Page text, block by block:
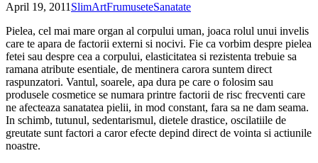
April 19, 2011SlimArtFrumuseteSanatate
Pielea, cel mai mare organ al corpului uman, joaca rolul unui invelis
care te apara de factorii externi si nocivi. Fie ca vorbim despre pielea
fetei sau despre cea a corpului, elasticitatea si rezistenta trebuie sa
ramana atribute esentiale, de mentinera carora suntem direct
raspunzatori. Vantul, soarele, apa dura pe care o folosim sau
produsele cosmetice se numara printre factorii de risc frecventi care
ne afecteaza sanatatea pielii, in mod constant, fara sa ne dam seama.
In schimb, tutunul, sedentarismul, dietele drastice, oscilatiile de
greutate sunt factori a caror efecte depind direct de vointa si actiunile
noastre.